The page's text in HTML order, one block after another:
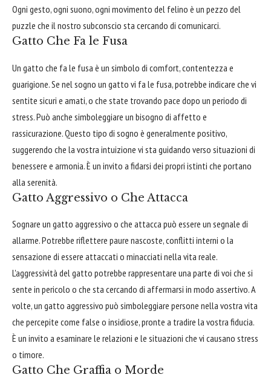
Ogni gesto, ogni suono, ogni movimento del felino è un pezzo del
puzzle che il nostro subconscio sta cercando di comunicarci.
Gatto Che Fa le Fusa
Un gatto che fa le fusa è un simbolo di comfort, contentezza e
guarigione. Se nel sogno un gatto vi fa le fusa, potrebbe indicare che vi
sentite sicuri e amati, o che state trovando pace dopo un periodo di
stress. Può anche simboleggiare un bisogno di affetto e
rassicurazione. Questo tipo di sogno è generalmente positivo,
suggerendo che la vostra intuizione vi sta guidando verso situazioni di
benessere e armonia. È un invito a fidarsi dei propri istinti che portano
alla serenità.
Gatto Aggressivo o Che Attacca
Sognare un gatto aggressivo o che attacca può essere un segnale di
allarme. Potrebbe riflettere paure nascoste, conflitti interni o la
sensazione di essere attaccati o minacciati nella vita reale.
L'aggressività del gatto potrebbe rappresentare una parte di voi che si
sente in pericolo o che sta cercando di affermarsi in modo assertivo. A
volte, un gatto aggressivo può simboleggiare persone nella vostra vita
che percepite come false o insidiose, pronte a tradire la vostra fiducia.
È un invito a esaminare le relazioni e le situazioni che vi causano stress
o timore.
Gatto Che Graffia o Morde